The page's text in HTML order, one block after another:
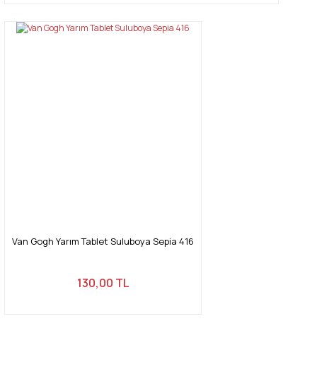
Van Gogh Yarım Tablet Suluboya Sepia 416
130,00 TL